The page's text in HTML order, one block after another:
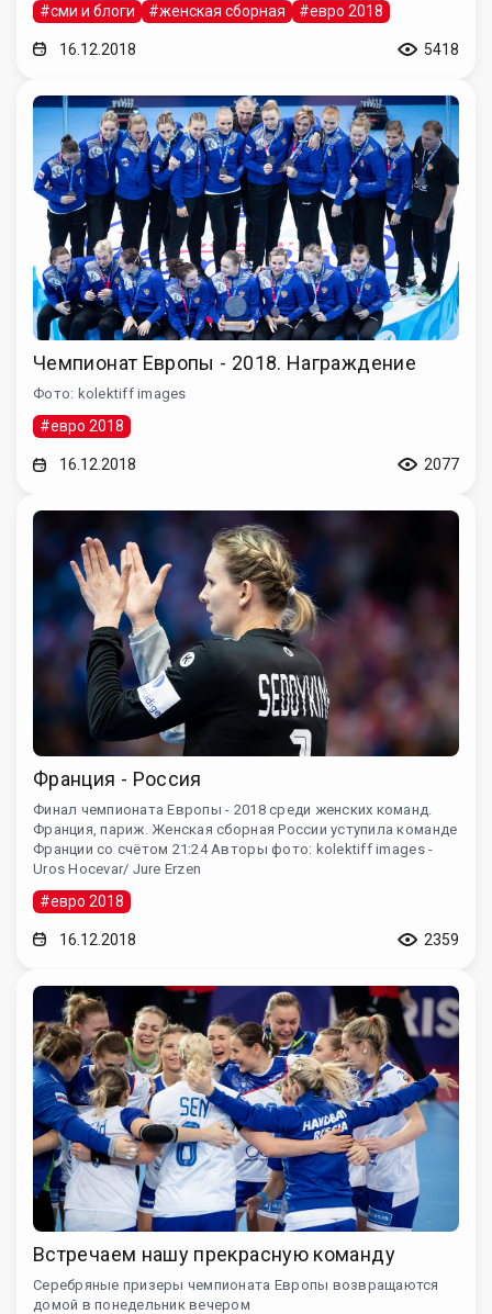
#сми и блоги #женская сборная #евро 2018
16.12.2018 5418
Чемпионат Европы - 2018. Награждение
Фото: kolektiff images
#евро 2018
16.12.2018 2077
Франция - Россия
Финал чемпионата Европы - 2018 среди женских команд.
Франция, париж. Женская сборная России уступила команде
Франции со счётом 21:24 Авторы фото: kolektiff images -
Uros Hocevar/ Jure Erzen
#евро 2018
16.12.2018 2359
Встречаем нашу прекрасную команду
Серебряные призеры чемпионата Европы возвращаются
домой в понедельник вечером